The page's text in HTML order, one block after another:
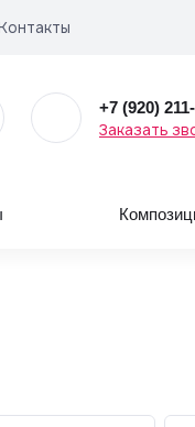
+7 (920)
Заказать